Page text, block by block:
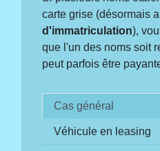
carte grise (désormais
d'immatriculation),
que l'un des noms soit
peut parfois être
Cas général
Véhicule en leasing